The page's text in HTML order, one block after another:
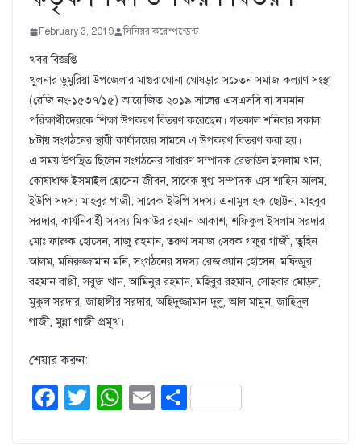
February 3, 2019 সিনিয়র করেস্পন্ডেন্ট
খবর বিজ্ঞপ্তি
খুলনার ডুমুরিয়া উপজেলার মাগুরাঘোনা ঘোষড়ার সচেতন সমাজ কল্যাণ সংস্থা
(রেজি নং-১৫৩৭/১৫) আয়োজিত ২০১৯ সালের এসএসসি বা সমমান
পরিক্ষার্থীদেরকে শিক্ষা উপকরণ বিতরণ করেছেন। গতকাল শনিবার সকাল
৮টায় সংগঠনের স্থায়ী কার্যালয়ের সামনে এ উপকরণ বিতরণ করা হয়।
এ সময় উপস্থিত ছিলেন সংগঠনের সাধারণ সম্পাদক রেজাউল ইসলাম খান,
কোষাধাক্ষ ইসমাইল হোসেন জীবন, সাবেক যুগ্ম সম্পাদক এস শাহিন আলম,
ইউপি সদস্য মাহবুর গাজী, সাবেক ইউপি সদস্য এনামুল হক ছোট্টন, মাহবুর
সরদার, কার্যনিবার্হী সদস্য মিকাউর রহমান আকাশ, শফিকুল ইসলাম সরদার,
মোঃ ফারুক হোসেন, সাজু রহমান, তরুণ সমাজ সেবক গফুর গাজী, তুহিন
আলম, মনিরুজ্জামান মনি, সংগঠনের সদস্য রেজওয়ান হোসেন, মফিজুর
রহমান বাপ্পী, সবুজ খান, আমিনুর রহমান, মহিবুর রহমান, সোহবার মোড়ল,
মুকুল সরদার, জাহাঙ্গীর সরদার, অহিদুজ্জামান দুলু, আল মামুন, জাহিদুল
গাজী, মুন্না গাজী প্রমূখ।
শেয়ার করুন:
F
T
W E S